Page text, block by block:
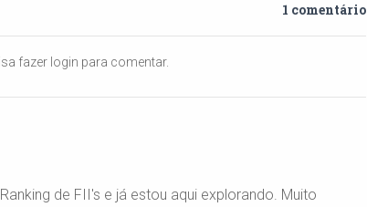
1 comentário
fazer login para comentar.
de FII's e já estou aqui explorando. Muito